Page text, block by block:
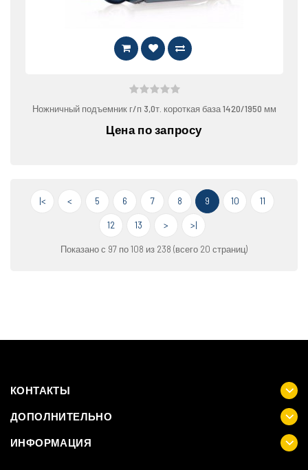
Ножничный подъемник г/п 3,0т. короткая база 1420/1950 мм
Цена по запросу
|< < 5 6 7 8 9 10 11
12 13 > >|
Показано с 97 по 108 из 238 (всего 20 страниц)
КОНТАКТЫ
ДОПОЛНИТЕЛЬНО
ИНФОРМАЦИЯ